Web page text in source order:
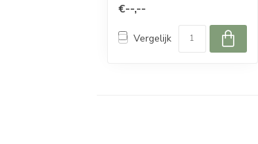
€--,--
Vergelijk